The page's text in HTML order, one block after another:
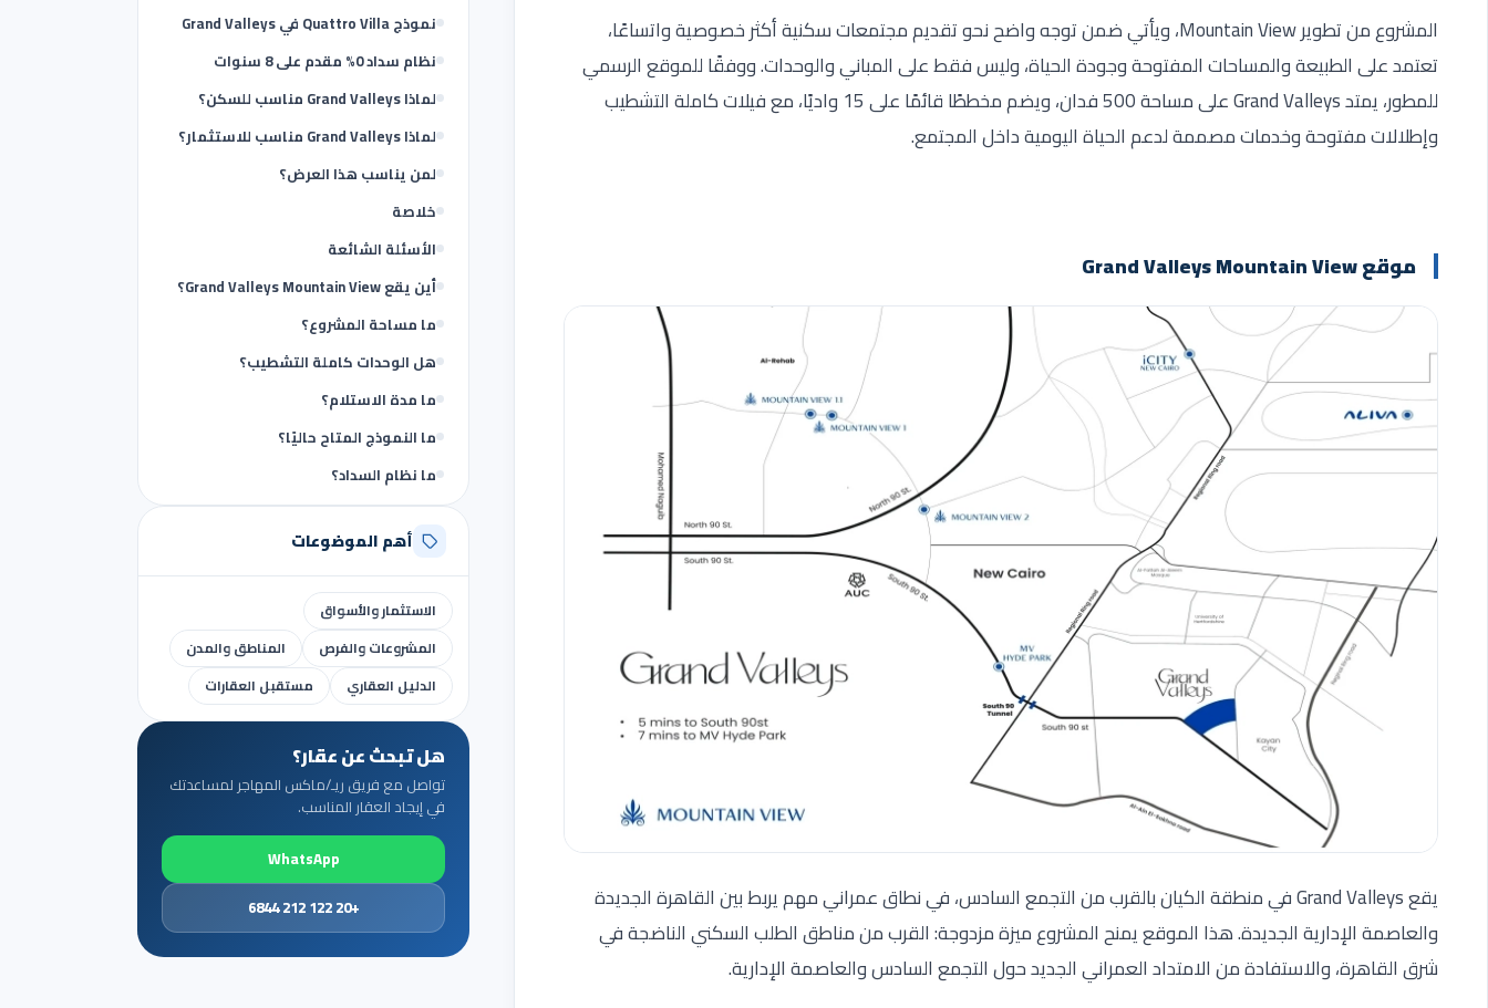
المشروع من تطوير Mountain View، ويأتي ضمن توجه واضح نحو تقديم مجتمعات سكنية أكثر خصوصية واتساعًا،
تعتمد على الطبيعة والمساحات المفتوحة وجودة الحياة، وليس فقط على المباني والوحدات. ووفقًا للموقع الرسمي
للمطور، يمتد Grand Valleys على مساحة 500 فدان، ويضم مخططًا قائمًا على 15 واديًا، مع فيلات كاملة التشطيب
وإطلالات مفتوحة وخدمات مصممة لدعم الحياة اليومية داخل المجتمع.
موقع Grand Valleys Mountain View
يقع Grand Valleys في منطقة الكيان بالقرب من التجمع السادس، في نطاق عمراني مهم يربط بين القاهرة الجديدة
والعاصمة الإدارية الجديدة. هذا الموقع يمنح المشروع ميزة مزدوجة: القرب من مناطق الطلب السكني الناضجة في
شرق القاهرة، والاستفادة من الامتداد العمراني الجديد حول التجمع السادس والعاصمة الإدارية.
نموذج Quattro Villa في Grand Valleys
نظام سداد 0% مقدم على 8 سنوات
لماذا Grand Valleys مناسب للسكن؟
لماذا Grand Valleys مناسب للاستثمار؟
لمن يناسب هذا العرض؟
خلاصة
الأسئلة الشائعة
أين يقع Grand Valleys Mountain View؟
ما مساحة المشروع؟
هل الوحدات كاملة التشطيب؟
ما مدة الاستلام؟
ما النموذج المتاح حاليًا؟
ما نظام السداد؟
أهم الموضوعات
الاستثمار والأسواق
المشروعات والفرص
المناطق والمدن
الدليل العقاري
مستقبل العقارات
هل تبحث عن عقار؟
تواصل مع فريق ريـ/ماكس المهاجر لمساعدتك
في إيجاد العقار المناسب.
WhatsApp
+20 122 212 6844